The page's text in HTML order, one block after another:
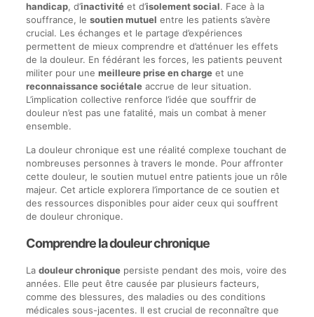
handicap, d’inactivitéet d’isolement social. Face à la
souffrance, le soutien mutuel entre les patients s’avère
crucial. Les échanges et le partage d’expériences
permettent de mieux comprendre et d’atténuer les effets
de la douleur. En fédérant les forces, les patients peuvent
militer pour une meilleure prise en chargeet une
reconnaissance sociétaleaccrue de leur situation.
L’implication collective renforce l’idée que souffrir de
douleur n’est pas une fatalité, mais un combat à mener
ensemble.
La douleur chronique est une réalité complexe touchant de
nombreuses personnes à travers le monde. Pour affronter
cette douleur, le soutien mutuel entre patients joue un rôle
majeur. Cet article explorera l’importance de ce soutien et
des ressources disponibles pour aider ceux qui souffrent
de douleur chronique.
Comprendre la douleur chronique
La douleur chroniquepersiste pendant des mois, voire des
années. Elle peut être causée par plusieurs facteurs,
comme des blessures, des maladies ou des conditions
médicales sous-jacentes. Il est crucial de reconnaître que